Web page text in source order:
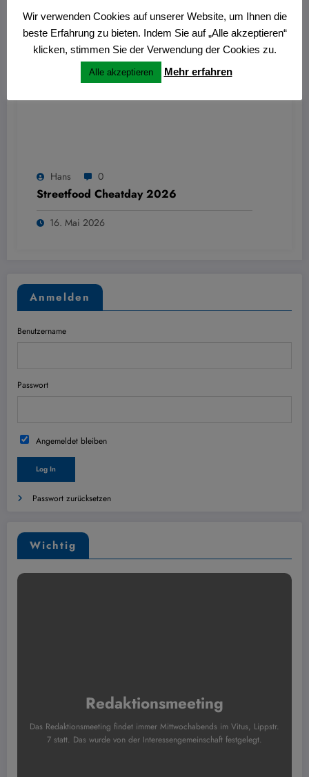
Hans 0
Streetfood Cheatday 2026
16. Mai 2026
Anmelden
Benutzername
Passwort
Angemeldet bleiben
Passwort zurücksetzen
Wichtig
Redaktionsmeeting
Das Redaktionsmeeting findet immer Mittwochabends im Vitus, Lippstr.
7 statt. Das wurde von der Interessengemeinschaft festgelegt.
Wir verwenden Cookies auf unserer Website, um Ihnen die
beste Erfahrung zu bieten. Indem Sie auf „Alle akzeptieren“
klicken, stimmen Sie der Verwendung der Cookies zu.
Alle akzeptieren Mehr erfahren